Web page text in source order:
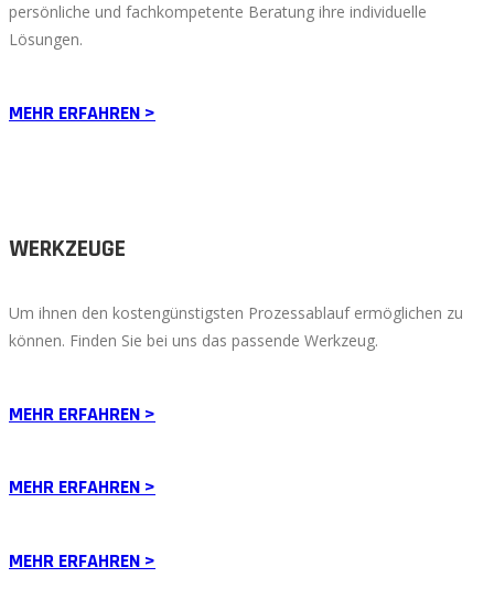
persönliche und fachkompetente Beratung ihre individuelle
Lösungen.
MEHR ERFAHREN >
WERKZEUGE
Um ihnen den kostengünstigsten Prozessablauf ermöglichen zu
können. Finden Sie bei uns das passende Werkzeug.
MEHR ERFAHREN >
MEHR ERFAHREN >
MEHR ERFAHREN >